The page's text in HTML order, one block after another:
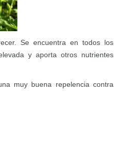
Se encuentra en todos los
y aporta otros nutrientes
muy buena repelencia contra